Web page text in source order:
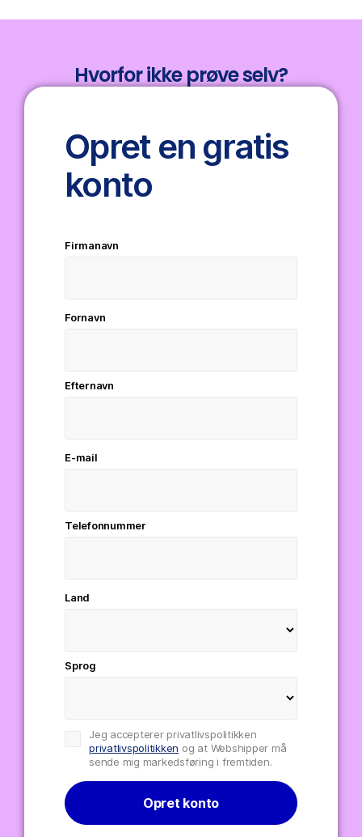
Hvorfor ikke prøve selv?
Opret en gratis
konto
Firmanavn
Fornavn
Efternavn
E-mail
Telefonnummer
Land
Sprog
Jeg accepterer privatlivspolitikken
privatlivspolitikken og at Webshipper må
sende mig markedsføring i fremtiden.
Opret konto